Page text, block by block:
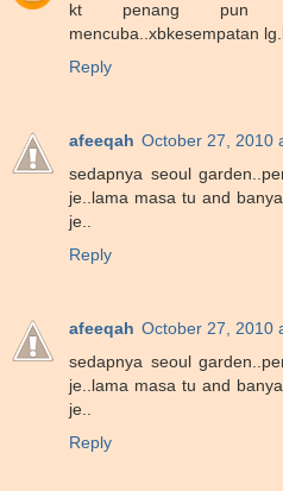
kt penang pun
mencuba..xbkesempatan
Reply
afeeqah October 27, 2010
sedapnya seoul
je..lama masa tu and
je..
Reply
afeeqah October 27, 2010
sedapnya seoul
je..lama masa tu and
je..
Reply